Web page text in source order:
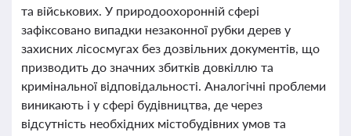
та військових. У природоохоронній сфері
зафіксовано випадки незаконної рубки дерев у
захисних лісосмугах без дозвільних документів, що
призводить до значних збитків довкіллю та
кримінальної відповідальності. Аналогічні проблеми
виникають і у сфері будівництва, де через
відсутність необхідних містобудівних умов та